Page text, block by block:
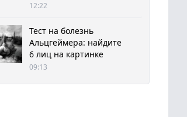
12:22
Тест на болезнь
Альцгеймера: найдите
6 лиц на картинке
09:13